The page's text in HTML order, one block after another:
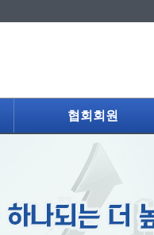
협회회원